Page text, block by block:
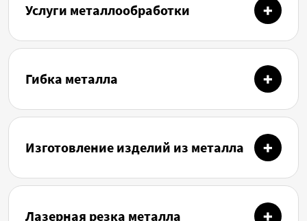
Услуги металлообработки
Гибка металла
Изготовление изделий из металла
Лазерная резка металла